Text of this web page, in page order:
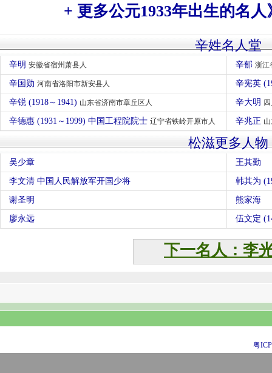
+ 更多公元1933年出生的名人
辛姓名人堂
辛明 安徽省宿州萧县人 辛郁 浙江
辛国勋 河南省洛阳市新安县人 辛宪英
辛锐 (1918～1941) 山东省济南市章丘区人 辛大明
辛德惠 (1931～1999) 中国工程院院士 辽宁省铁岭开原市人 辛兆正
松滋更多人物
吴少章 王其勤
李文清 中国人民解放军开国少将
谢圣明 熊家海
廖永远 伍文定
下一名人：李
粤